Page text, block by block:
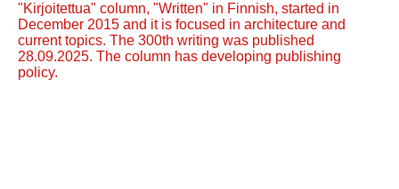
"Kirjoitettua" column, "Written" in Finnish, started in
December 2015 and it is focused in architecture and
current topics. The 300th writing was published
28.09.2025. The column has developing publishing
policy.